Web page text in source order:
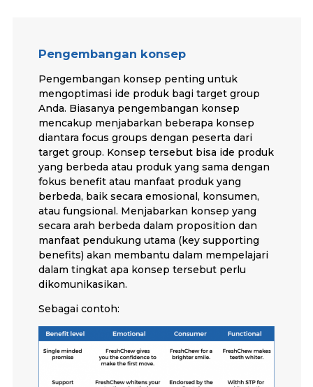
Pengembangan konsep
Pengembangan konsep penting untuk
mengoptimasi ide produk bagi target group
Anda. Biasanya pengembangan konsep
mencakup menjabarkan beberapa konsep
diantara focus groups dengan peserta dari
target group. Konsep tersebut bisa ide produk
yang berbeda atau produk yang sama dengan
fokus benefit atau manfaat produk yang
berbeda, baik secara emosional, konsumen,
atau fungsional. Menjabarkan konsep yang
secara arah berbeda dalam proposition dan
manfaat pendukung utama (key supporting
benefits) akan membantu dalam mempelajari
dalam tingkat apa konsep tersebut perlu
dikomunikasikan.
Sebagai contoh: